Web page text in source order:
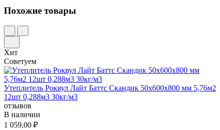
Похожие товары
Хит
Советуем
Утеплитель Роквул Лайт Баттс Скандик 50х600х800 мм 5,76м2
12шт 0,288м3 30кг/м3
отзывов
В наличии
1 059,00 ₽